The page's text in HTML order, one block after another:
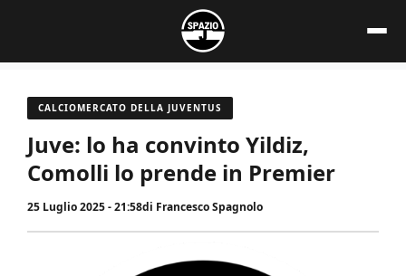
contenuto
CALCIOMERCATO DELLA JUVENTUS
Juve: lo ha convinto Yildiz,
Comolli lo prende in Premier
25 Luglio 2025 - 21:58di Francesco Spagnolo